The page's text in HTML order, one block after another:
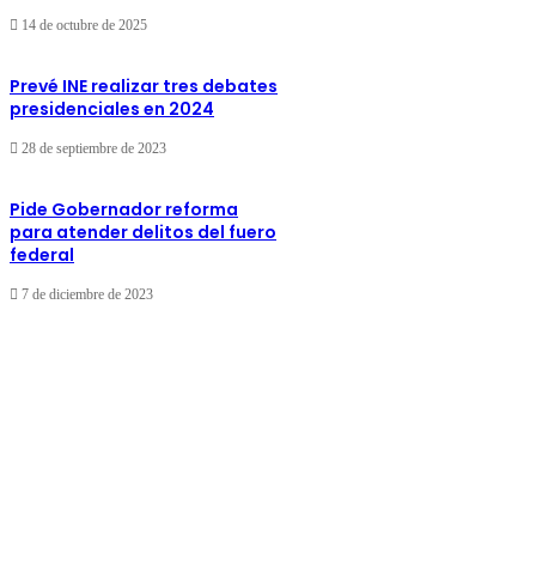
14 de octubre de 2025
Prevé INE realizar tres debates
presidenciales en 2024
28 de septiembre de 2023
Pide Gobernador reforma
para atender delitos del fuero
federal
7 de diciembre de 2023